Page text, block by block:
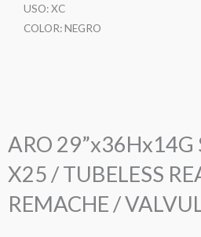
USO: XC
COLOR: NEGRO
ARO 29”x36Hx14G
X25 / TUBELESS
REMACHE /